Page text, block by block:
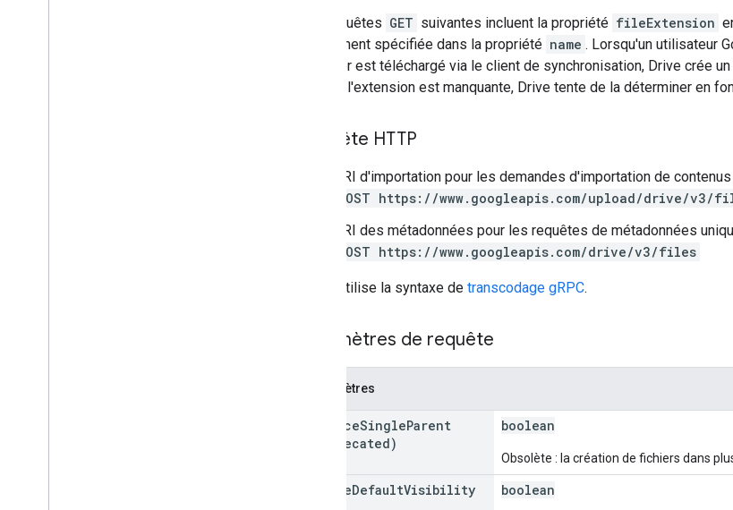
Les requêtes GET suivantes incluent la propriété fileExtension
initialement spécifiée dans la propriété name . Lorsqu'un utilisateur
le fichier est téléchargé via le client de synchronisation, Drive crée
nom. Si l'extension est manquante, Drive tente de la déterminer en
Requête HTTP
URI d'importation pour les demandes d'importation de
POST https://www.googleapis.com/upload/drive/v3/
URI des métadonnées pour les requêtes de métadonnées
POST https://www.googleapis.com/drive/v3/files
L'URL utilise la syntaxe de transcodage gRPC.
Paramètres de requête
Paramètres
enforceSingleParent
(deprecated)
boolean
Obsolète : la création de fichiers dans
ignoreDefaultVisibility boolean